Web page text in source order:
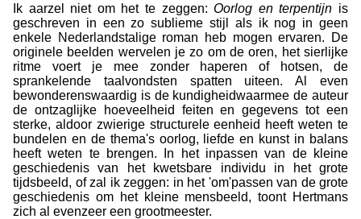
Ik aarzel niet om het te zeggen: Oorlog en terpentijn is
geschreven in een zo sublieme stijl als ik nog in geen
enkele Nederlandstalige roman heb mogen ervaren. De
originele beelden wervelen je zo om de oren, het sierlijke
ritme voert je mee zonder haperen of hotsen, de
sprankelende taalvondsten spatten uiteen. Al even
bewonderenswaardig is de kundigheidwaarmee de auteur
de ontzaglijke hoeveelheid feiten en gegevens tot een
sterke, aldoor zwierige structurele eenheid heeft weten te
bundelen en de thema's oorlog, liefde en kunst in balans
heeft weten te brengen. In het inpassen van de kleine
geschiedenis van het kwetsbare individu in het grote
tijdsbeeld, of zal ik zeggen: in het 'om'passen van de grote
geschiedenis om het kleine mensbeeld, toont Hertmans
zich al evenzeer een grootmeester.